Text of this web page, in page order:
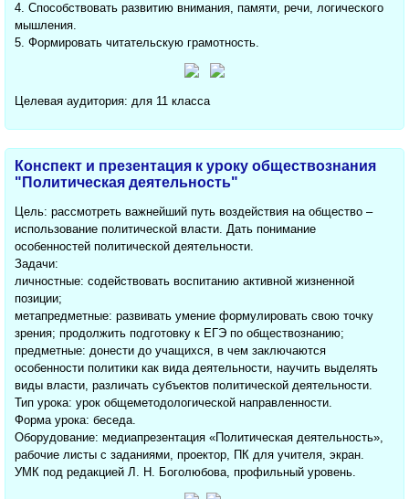
4. Способствовать развитию внимания, памяти, речи, логического
мышления.
5. Формировать читательскую грамотность.
Целевая аудитория: для 11 класса
Конспект и презентация к уроку обществознания
"Политическая деятельность"
Цель: рассмотреть важнейший путь воздействия на общество –
использование политической власти. Дать понимание
особенностей политической деятельности.
Задачи:
личностные: содействовать воспитанию активной жизненной
позиции;
метапредметные: развивать умение формулировать свою точку
зрения; продолжить подготовку к ЕГЭ по обществознанию;
предметные: донести до учащихся, в чем заключаются
особенности политики как вида деятельности, научить выделять
виды власти, различать субъектов политической деятельности.
Тип урока: урок общеметодологической направленности.
Форма урока: беседа.
Оборудование: медиапрезентация «Политическая деятельность»,
рабочие листы с заданиями, проектор, ПК для учителя, экран.
УМК под редакцией Л. Н. Боголюбова, профильный уровень.